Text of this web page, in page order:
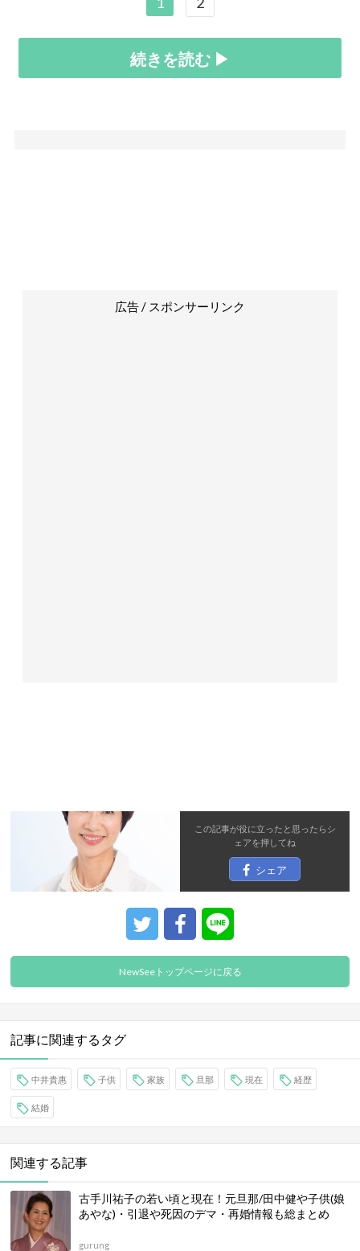
続きを読む ▶
広告 / スポンサーリンク
この記事が役に立ったと思ったらシ
ェアを押してね
シェア
NewSeeトップページに戻る
記事に関連するタグ
中井貴惠 子供 家族 旦那 現在 経歴
結婚
関連する記事
古手川祐子の若い頃と現在！元旦那/田中健や子供(娘
あやな)・引退や死因のデマ・再婚情報も総まとめ
gurung